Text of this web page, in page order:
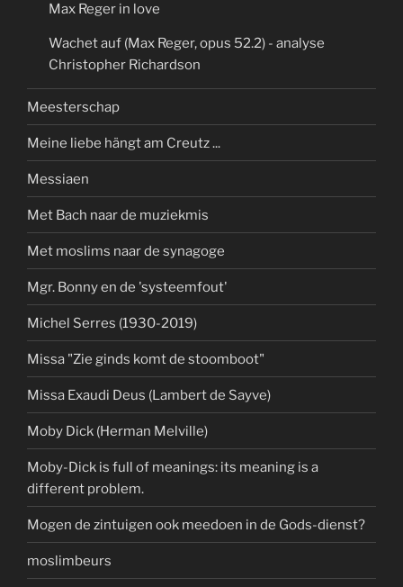
Max Reger in love
Wachet auf (Max Reger, opus 52.2) - analyse
Christopher Richardson
Meesterschap
Meine liebe hängt am Creutz ...
Messiaen
Met Bach naar de muziekmis
Met moslims naar de synagoge
Mgr. Bonny en de 'systeemfout'
Michel Serres (1930-2019)
Missa "Zie ginds komt de stoomboot"
Missa Exaudi Deus (Lambert de Sayve)
Moby Dick (Herman Melville)
Moby-Dick is full of meanings: its meaning is a
different problem.
Mogen de zintuigen ook meedoen in de Gods-dienst?
moslimbeurs